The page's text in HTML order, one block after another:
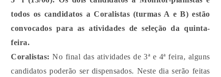
todos os candidatos a Coralistas (turmas A e B) estão
convocados para as atividades de seleção da quinta-
feira.
Coralistas:No final das atividades de 3ª e 4ª feira, alguns
candidatos poderão ser dispensados. Neste dia serão feitas